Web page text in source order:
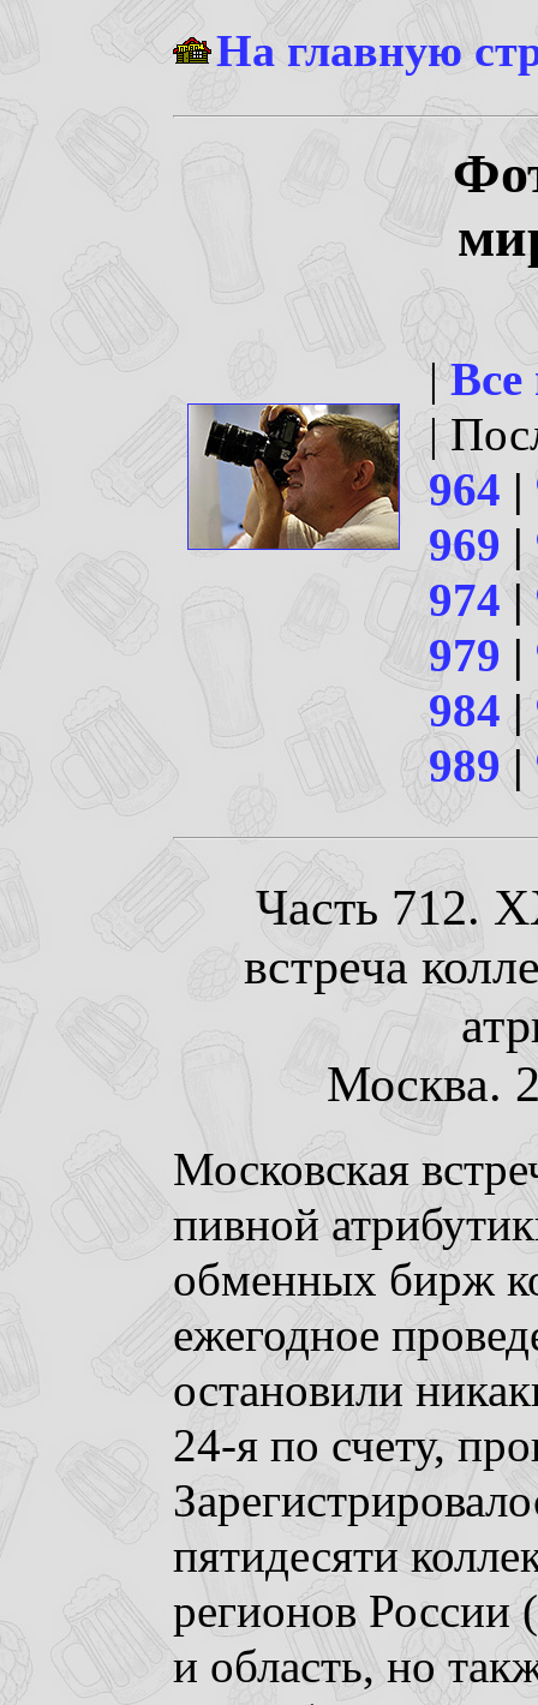
На главную
|
|
964 |
969 |
974|
979 |
984 |
989|
Часть 712.
встреча
Москва.
Московская
пивной
обменных бирж
ежегодное
остановили
24-я по счету,
пятидесяти
регионов России
и область, но